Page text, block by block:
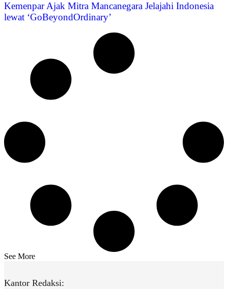
Kemenpar Ajak Mitra Mancanegara Jelajahi Indonesia
lewat ‘GoBeyondOrdinary’
See More
Kantor Redaksi: